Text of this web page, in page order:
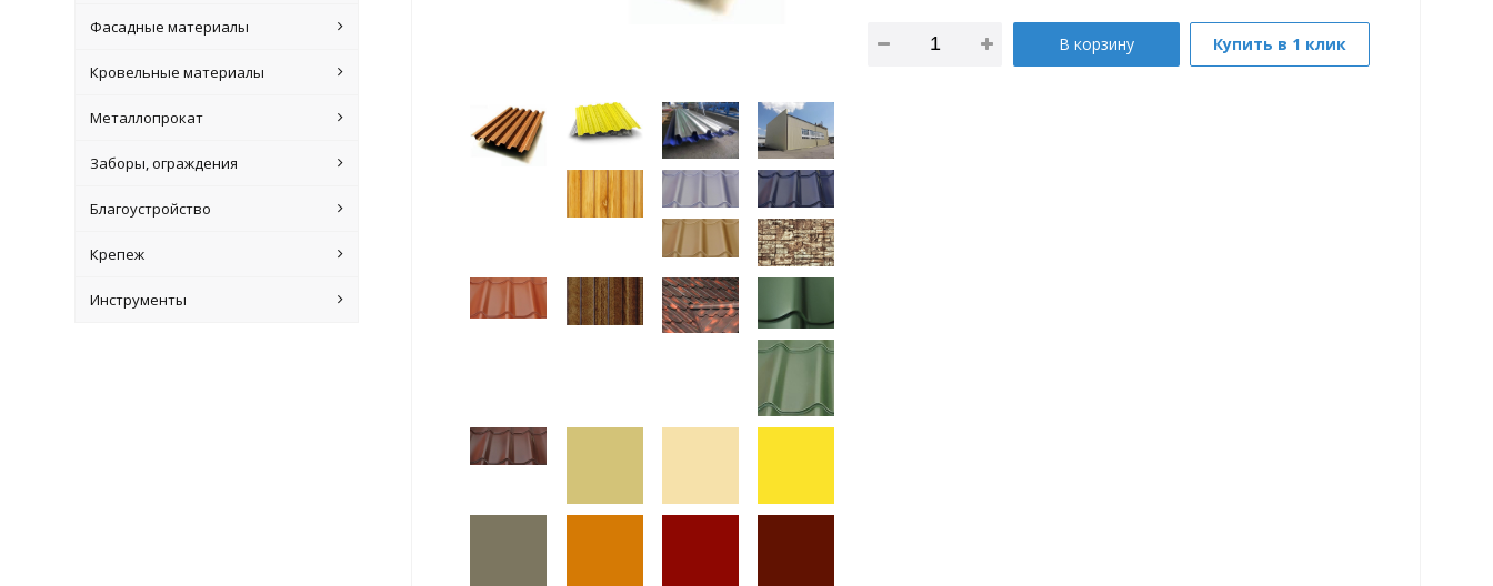
Фасадные материалы
Кровельные материалы
Металлопрокат
Заборы, ограждения
Благоустройство
Крепеж
Инструменты
В корзину Купить в 1 клик